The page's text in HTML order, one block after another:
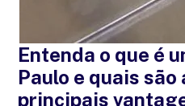
Entenda o que é
Paulo e quais são
principais